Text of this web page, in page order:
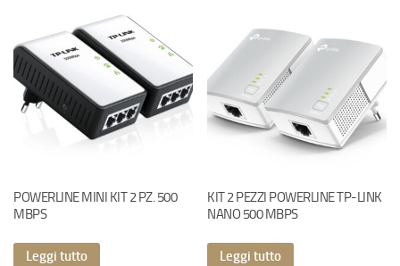
POWERLINE MINI KIT 2 PZ. 500
MBPS
Leggi tutto
KIT 2 PEZZI POWERLINE TP-LINK
NANO 500 MBPS
Leggi tutto